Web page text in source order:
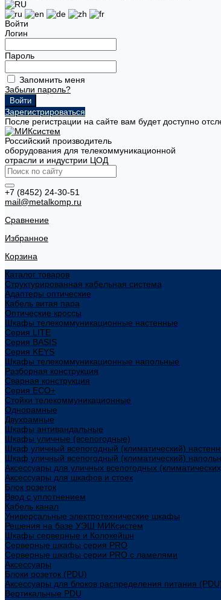
Войти
Логин
Пароль
Запомнить меня
Забыли пароль?
Зарегистрироваться
После регистрации на сайте вам будет доступно
Российский производитель
оборудования для телекоммуникационной
отрасли и индустрии ЦОД
+7 (8452) 24-30-51
mail@metalkomp.ru
Сравнение
Избранное
Корзина
Каталог товаров
Структурированная кабельная система
Адаптеры оптические
Кабель витая пара
Оптические кроссы
Шкафы телекоммуникационные настенные
Cерия LITE
Cерия BASIS
Cерия KEYS
Шкафы телекоммуникационные напольные
Разборная конструкция
Сварная конструкция
Серия ECO+
Стойки телекоммуникационные
Однорамные
Двухрамные
Шкафы антивандальные
Шкафы уличные (всепогодные)
Шкаф уличный всепогодный (климатический)
Шкаф уличный всепогодный (климатический)
Аксессуары для уличных всепогодных
Аксессуары для шкафов и стоек
Блок розеток
Ввод с уплотнением
Кабель канал
Универсальные электротехнические шкафы
Решения на базе УЭШ МИКсистем
Шкафы серверные и Колокейшн
Серверные шкафы серия PRO
Серверные шкафы серии PRO с ламелями
Аксессуары
Блоки розеток (PDU)
Аксессуары для блоков распределения питания
Вертикальные PDU